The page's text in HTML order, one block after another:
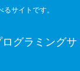
サイトです。
グラミングサ